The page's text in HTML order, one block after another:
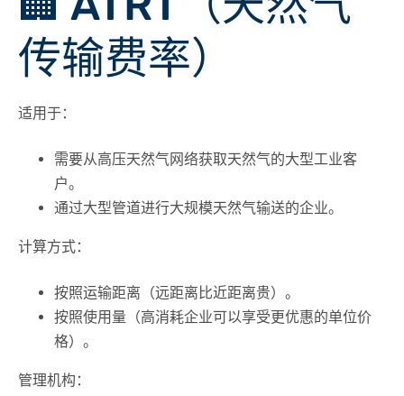
传输费率）
适用于：
需要从高压天然气网络获取天然气的大型工业客
户。
通过大型管道进行大规模天然气输送的企业。
计算方式：
按照运输距离 （远距离比近距离贵）。
按照使用量 （高消耗企业可以享受更优惠的单位价
格）。
管理机构：